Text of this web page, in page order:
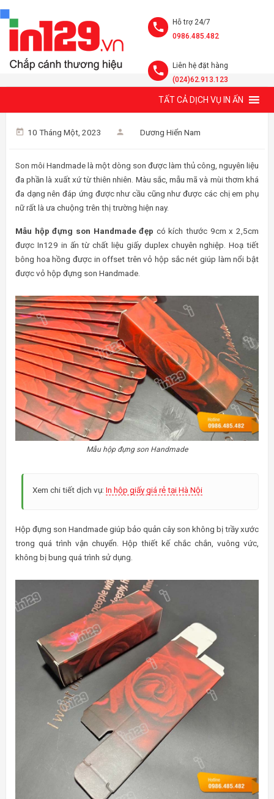
Hỗ trợ 24/7
0986.485.482
Liên hệ đặt hàng
(024)62.913.123
TẤT CẢ DỊCH VỤ IN ẤN
10 Tháng Một, 2023 Dương Hiển Nam
Son môi Handmade là một dòng son được làm thủ công, nguyên liệu
đa phần là xuất xứ từ thiên nhiên. Màu sắc, mẫu mã và mùi thơm khá
đa dạng nên đáp ứng được như cầu cũng như được các chị em phụ
nữ rất là ưa chuộng trên thị trường hiện nay.
Mẫu hộp đựng son Handmade đẹp có kích thước 9cm x 2,5cm
được In129 in ấn từ chất liệu giấy duplex chuyên nghiệp. Hoạ tiết
bông hoa hồng được in offset trên vỏ hộp sắc nét giúp làm nổi bật
được vỏ hộp đựng son Handmade.
Mẫu hộp đựng son Handmade
Xem chi tiết dịch vụ: In hộp giấy giá rẻ tại Hà Nội
Hộp đựng son Handmade giúp bảo quản cây son không bị trầy xước
trong quá trình vận chuyển. Hộp thiết kế chắc chắn, vuông vức,
không bị bung quá trình sử dụng.